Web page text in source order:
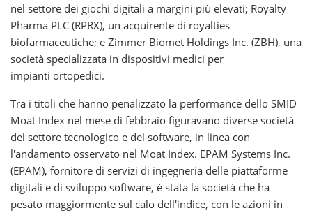
nel settore dei giochi digitali a margini più elevati; Royalty
Pharma PLC (RPRX), un acquirente di royalties
biofarmaceutiche; e Zimmer Biomet Holdings Inc. (ZBH), una
società specializzata in dispositivi medici per
impianti ortopedici.
Tra i titoli che hanno penalizzato la performance dello SMID
Moat Index nel mese di febbraio figuravano diverse società
del settore tecnologico e del software, in linea con
l'andamento osservato nel Moat Index. EPAM Systems Inc.
(EPAM), fornitore di servizi di ingegneria delle piattaforme
digitali e di sviluppo software, è stata la società che ha
pesato maggiormente sul calo dell'indice, con le azioni in